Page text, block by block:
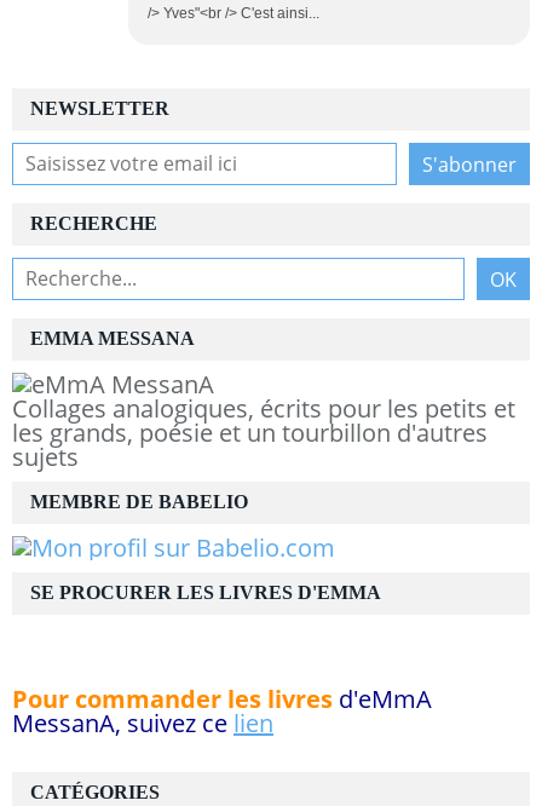
/> Yves"<br /> C'est ainsi...
NEWSLETTER
RECHERCHE
EMMA MESSANA
Collages analogiques, écrits pour les petits et
les grands, poésie et un tourbillon d'autres
sujets
CATÉGORIES
MEMBRE DE BABELIO
SE PROCURER LES LIVRES D'EMMA
Pour commander les livres d'eMmA
MessanA, suivez ce lien